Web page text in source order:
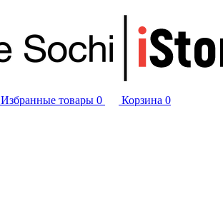
Избранные товары 0 Корзина 0